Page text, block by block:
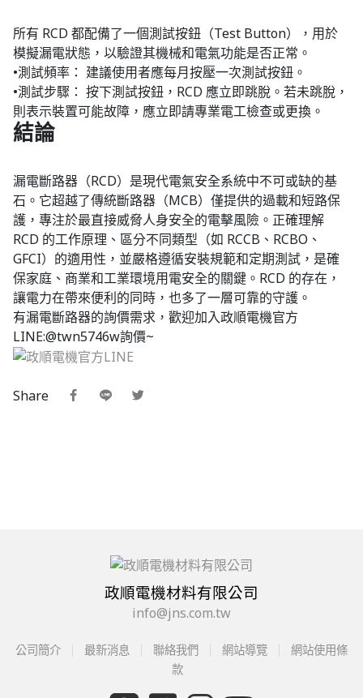
所有 RCD 都配備了一個測試按鈕（Test Button），用於
模擬漏電狀態，以驗證其機械和電氣功能是否正常。
•測試頻率： 建議使用者應每月按壓一次測試按鈕。
•測試步驟： 按下測試按鈕，RCD 應立即跳脫。若未跳脫，
則表示裝置可能故障，應立即請專業電工檢查或更換。
結論
漏電斷路器（RCD）是現代電氣安全系統中不可或缺的基
石。它超越了傳統斷路器（MCB）僅提供的過載和短路保
護，專注於最直接威脅人身安全的電擊風險。正確理解
RCD 的工作原理、區分不同類型（如 RCCB、RCBO、
GFCI）的適用性，並嚴格遵循安裝規範和定期測試，是確
保家庭、商業和工業環境用電安全的關鍵。RCD 的存在，
讓電力在帶來便利的同時，也多了一層可靠的守護。
有漏電斷路器的詢價需求，歡迎加入政順電機官方
LINE:@twn5746w詢價~
Share
政順電機材料有限公司
info@jns.com.tw
公司簡介 最新消息 聯絡我們 網站導覽
網站使用條
款